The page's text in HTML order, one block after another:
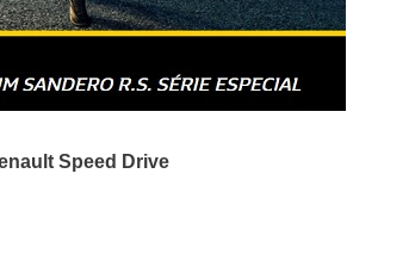
Speed Drive